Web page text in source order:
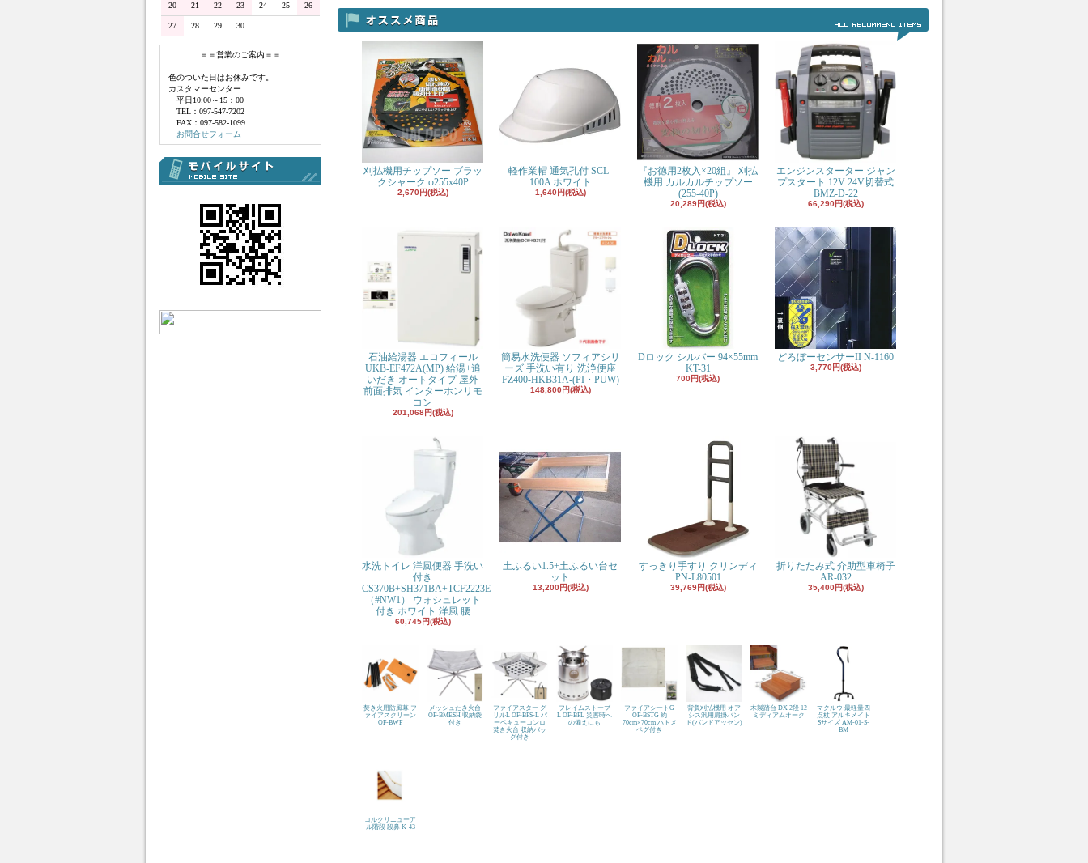
20 21 22 23 24 25 26
27 28 29 30
＝＝営業のご案内＝＝
色のついた日はお休みです。
カスタマーセンター
平日10:00～15：00
TEL：097-547-7202
FAX：097-582-1099
お問合せフォーム
刈払機用チップソー ブラッ
クシャーク φ255x40P
2,670円(税込)
軽作業帽 通気孔付 SCL-
100A ホワイト
1,640円(税込)
『お徳用2枚入×20組』 刈払
機用 カルカルチップソー
(255-40P)
20,289円(税込)
エンジンスターター ジャン
プスタート 12V 24V切替式
BMZ-D-22
66,290円(税込)
石油給湯器 エコフィール
UKB-EF472A(MP) 給湯+追
いだき オートタイプ 屋外
前面排気 インターホンリモ
コン
201,068円(税込)
簡易水洗便器 ソフィアシリ
ーズ 手洗い有り 洗浄便座
FZ400-HKB31A-(PI・PUW)
148,800円(税込)
Dロック シルバー 94×55mm
KT-31
700円(税込)
どろぼーセンサーII N-1160
3,770円(税込)
水洗トイレ 洋風便器 手洗い
付き
CS370B+SH371BA+TCF2223E
（#NW1） ウォシュレット
付き ホワイト 洋風 腰
60,745円(税込)
土ふるい1.5+土ふるい台セ
ット
13,200円(税込)
すっきり手すり クリンディ
PN-L80501
39,769円(税込)
折りたたみ式 介助型車椅子
AR-032
35,400円(税込)
焚き火用防風幕 フ
ァイアスクリーン
OF-BWF
メッシュたき火台
OF-BMESH 収納袋
付き
ファイアスター グ
リルL OF-BFS-L バ
ーベキューコンロ
焚き火台 収納バッ
グ付き
フレイムストーブ
L OF-BFL 災害時へ
の備えにも
ファイアシートG
OF-BSTG 約
70cm×70cm ハトメ
ペグ付き
背負刈払機用 オア
シス汎用肩掛バン
ド(バンドアッセン)
木製踏台 DX 2段 12
ミディアムオーク
マクルウ 最軽量四
点杖 アルキメイト
Sサイズ AM-01-S-
BM
コルクリニューア
ル階段 段鼻 K-43